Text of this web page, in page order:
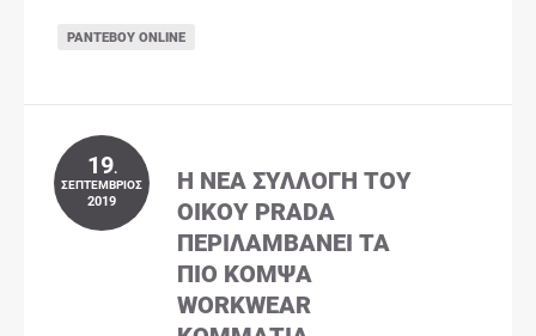
ΡΑΝΤΕΒΟΎ ONLINE
19.
ΣΕΠΤΈΜΒΡΙΟΣ
2019
Η ΝΈΑ ΣΥΛΛΟΓΉ ΤΟΥ
ΟΊΚΟΥ PRADA
ΠΕΡΙΛΑΜΒΆΝΕΙ ΤΑ
ΠΙΟ ΚΟΜΨΆ
WORKWEAR